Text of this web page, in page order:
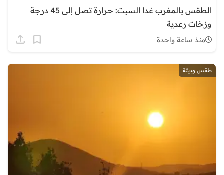
الطقس بالمغرب غدا السبت: حرارة تصل إلى 45 درجة
وزخات رعدية
منذ ساعة واحدة
طقس وبيئة